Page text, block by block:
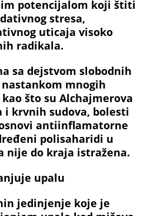
potencijalom koji štiti
stresa,
uticaja visoko
radikala.
sa dejstvom slobodnih
mnogih
što su Alchajmerova
i krvnih sudova, bolesti
antiinflamatorne
polisaharidi u
nije do kraja istražena.
upalu
jedinjenje koje je